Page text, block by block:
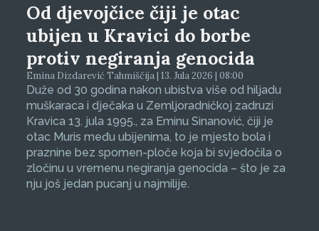
Od djevojčice čiji je otac
ubijen u Kravici do borbe
protiv negiranja genocida
Emina Dizdarević Tahmiščija | 13. Jula 2026 | 08:00
Duže od 30 godina nakon ubistva više od hiljadu
muškaraca i dječaka u Zemljoradničkoj zadruzi
Kravica 13. jula 1995., za Eminu Sinanović, čiji je
otac Muris među ubijenima, to je mjesto bola i
praznine bez spomen-ploče koja bi svjedočila o
zločinu u vremenu negiranja genocida – što je za
nju još jedan pucanj u najmilije.